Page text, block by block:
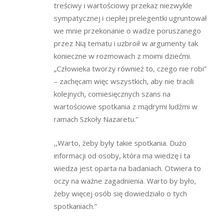
treściwy i wartościowy przekaz niezwykle
sympatycznej i ciepłej prelegentki ugruntował
we mnie przekonanie o wadze poruszanego
przez Nią tematu i uzbroił w argumenty tak
konieczne w rozmowach z moimi dziećmi.
„Człowieka tworzy również to, czego nie robi”
– zachęcam więc wszystkich, aby nie tracili
kolejnych, comiesięcznych szans na
wartościowe spotkania z mądrymi ludźmi w
ramach Szkoły Nazaretu.”
,,Warto, żeby były takie spotkania. Dużo
informacji od osoby, która ma wiedzę i ta
wiedza jest oparta na badaniach. Otwiera to
oczy na ważne zagadnienia. Warto by było,
żeby więcej osób się dowiedziało o tych
spotkaniach.”